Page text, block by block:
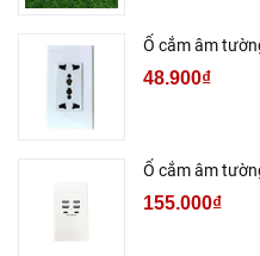
Ổ cắm âm
48.900₫
Ổ cắm âm
155.000₫